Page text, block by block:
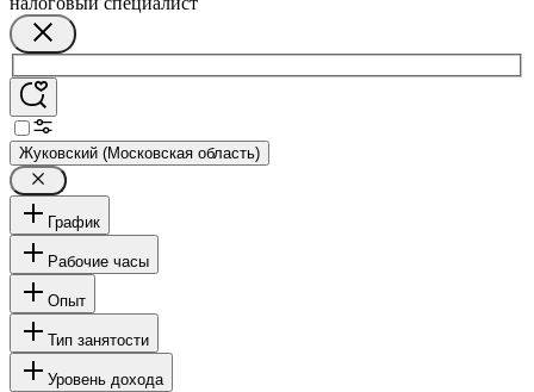
Жуковский (Московская область)
График
Рабочие часы
Опыт
Тип занятости
Уровень дохода